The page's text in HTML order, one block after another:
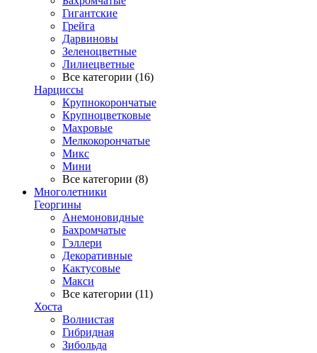
Гигантские
Грейга
Дарвиновы
Зеленоцветные
Лилиецветные
Все категории (16)
Нарциссы
Крупнокорончатые
Крупноцветковые
Махровые
Мелкокорончатые
Микс
Мини
Все категории (8)
Многолетники
Георгины
Анемоновидные
Бахромчатые
Гэллери
Декоративные
Кактусовые
Макси
Все категории (11)
Хоста
Волнистая
Гибридная
Зибольда